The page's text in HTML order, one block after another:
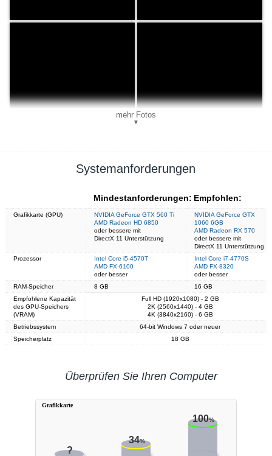
mehr Fotos
▼
Systemanforderungen
Mindestanforderungen: Empfohlen:
Grafikkarte (GPU)
NVIDIA GeForce GTX 560 Ti
AMD Radeon HD 6850
oder bessere mit
DirectX 11 Unterstützung
NVIDIA GeForce GTX
1060 6GB
AMD Radeon RX 570
oder bessere mit
DirectX 11 Unterstützung
Prozessor
Intel Core i5-4570T
AMD FX-6100
oder besser
Intel Core i7-4770S
AMD FX-8320
oder besser
RAM-Speicher
8 GB
16 GB
Empfohlene Kapazität
des GPU-Speichers
(VRAM)
Full HD (1920x1080) - 2 GB
2K (2560x1440) - 4 GB
4K (3840x2160) - 6 GB
Betriebssystem
64-bit Windows 7 oder neuer
Speicherplatz
18 GB
Überprüfen Sie Ihren Computer
?
34%
100%
Grafikkarte